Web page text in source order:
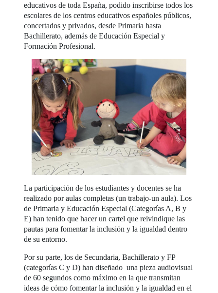
educativos de toda España, podido inscribirse todos los
escolares de los centros educativos españoles públicos,
concertados y privados, desde Primaria hasta
Bachillerato, además de Educación Especial y
Formación Profesional.
La participación de los estudiantes y docentes se ha
realizado por aulas completas (un trabajo-un aula). Los
de Primaria y Educación Especial (Categorías A, B y
E) han tenido que hacer un cartel que reivindique las
pautas para fomentar la inclusión y la igualdad dentro
de su entorno.
Por su parte, los de Secundaria, Bachillerato y FP
(categorías C y D) han diseñado una pieza audiovisual
de 60 segundos como máximo en la que transmitan
ideas de cómo fomentar la inclusión y la igualdad en el